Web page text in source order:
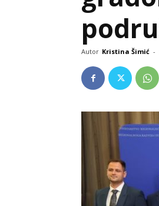
Autor Kristina Šimić -